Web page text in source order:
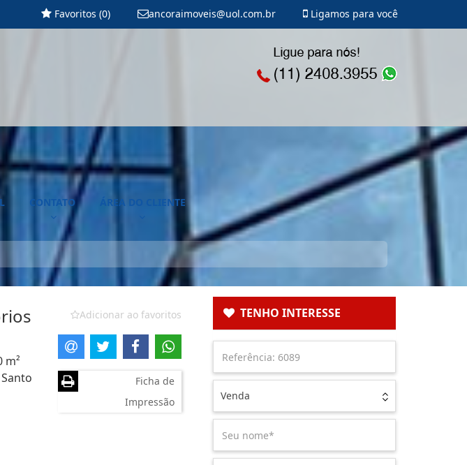
Ligamos para você
ancoraimoveis@uol.com.br
Favoritos (0)
CONTATO ÁREA DO CLIENTE
m²
Adicionar ao favoritos
Ficha de
Impressão
TENHO INTERESSE
Venda